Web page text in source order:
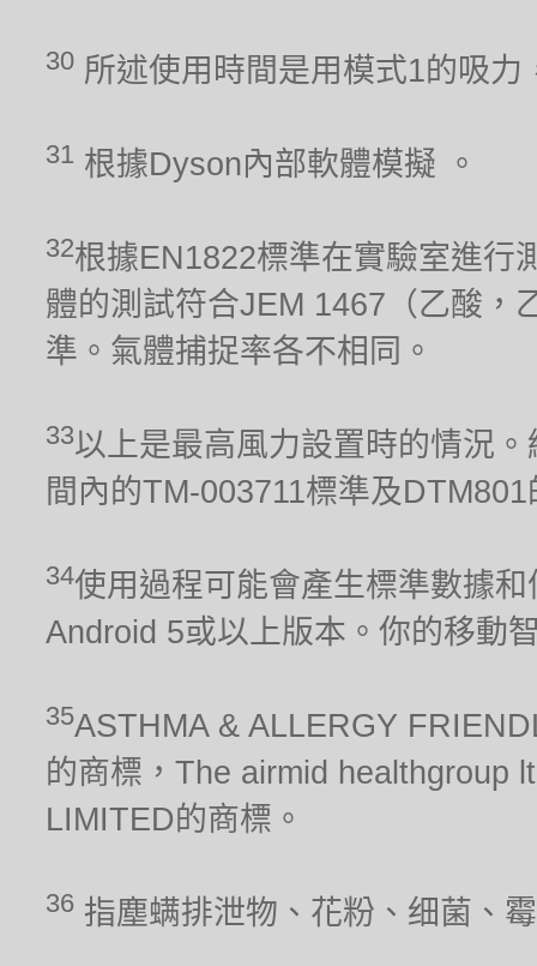
30 所述使用時間是用模式1的吸
31 根據Dyson內部軟體模擬 。
32根據EN1822標準在實驗室進行
體的測試符合JEM 1467（乙酸，
準。氣體捕捉率各不相同。
33以上是最高風力設置時的情況
間內的TM-003711標準及
34使用過程可能會產生標準數據
Android 5或以上版本。你的移動
35ASTHMA & ALLERGY
的商標，The airmid healthgroup
LIMITED的商標。
36 指塵螨排泄物、花粉、细菌、